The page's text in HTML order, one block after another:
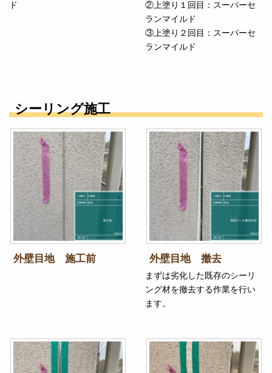
ド
②上塗り１回目：スーパーセ
ランマイルド
③上塗り２回目：スーパーセ
ランマイルド
シーリング施工
外壁目地 施工前 外壁目地 撤去
まずは劣化した既存のシーリ
ング材を撤去する作業を行い
ます。